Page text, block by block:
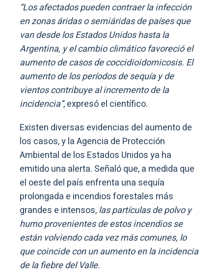
“Los afectados pueden contraer la infección
en zonas áridas o semiáridas de países que
van desde los Estados Unidos hasta la
Argentina, y el cambio climático favoreció el
aumento de casos de coccidioidomicosis. El
aumento de los períodos de sequía y de
vientos contribuye al incremento de la
incidencia”, expresó el científico.
Existen diversas evidencias del aumento de
los casos, y la Agencia de Protección
Ambiental de los Estados Unidos ya ha
emitido una alerta. Señaló que, a medida que
el oeste del país enfrenta una sequía
prolongada e incendios forestales más
grandes e intensos,las partículas de polvo y
humo provenientes de estos incendios se
están volviendo cada vez más comunes, lo
que coincide con un aumento en la incidencia
de la fiebre del Valle.